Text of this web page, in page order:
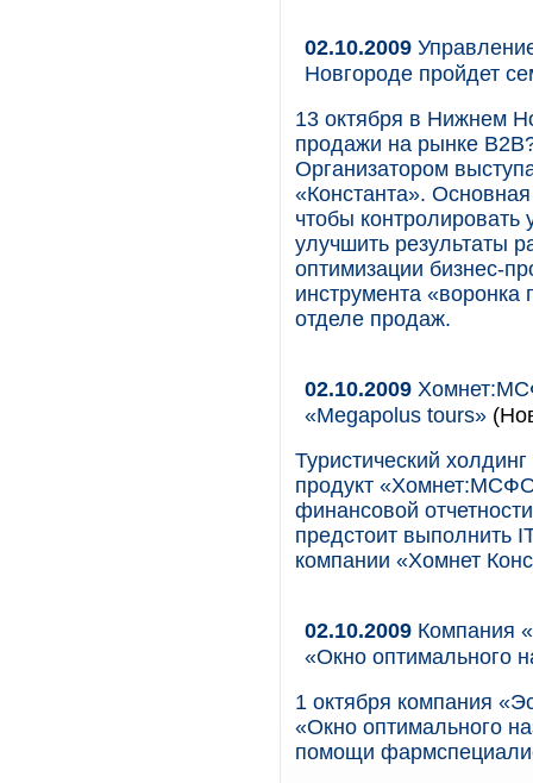
02.10.2009
Новгороде пройдет
13 октября в Нижнем
продажи на рынке
Организатором
«Константа».
чтобы
улучшить результаты
оптимизации бизнес-
инструмента «воронка
отделе продаж.
02.10.2009
«Megapolus tours»
Туристический
продукт
финансовой
предстоит выполнить
компании «Хомнет
02.10.2009 Компания
«Окно оптимального
1 октября компания
«Окно оптимального
помощи